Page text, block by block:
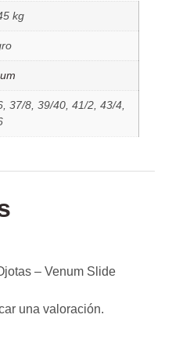
kg
37/8, 39/40, 41/2, 43/4,
– Venum Slide
una valoración.